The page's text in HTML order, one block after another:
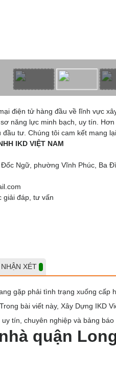
điện tử hàng đầu về lĩnh vực
năng lực minh bạch, uy tín.
tư. Chúng tôi cam kết mang
IKD VIỆT NAM
Ngữ, phường Vĩnh Phúc, Ba
giải đáp, tư vấn
XÉT
gặp phải tình trạng xuống cấp
bài viết này, Xây Dựng IKD
uy tín, chuyên nghiệp và bảng
quận